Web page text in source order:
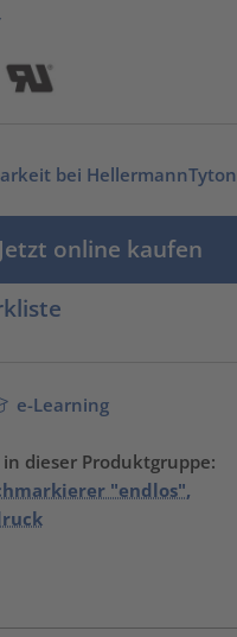
bei HellermannTyton
Jetzt online kaufen
e-Learning
dieser Produktgruppe:
"endlos",